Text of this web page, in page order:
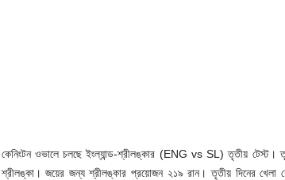
কেনিংটন ওভালে চলছে ইংল্যান্ড-শ্রীলঙ্কার (ENG vs SL) তৃতীয় টেস্ট।
শ্রীলঙ্কা। জয়ের জন্য শ্রীলঙ্কার প্রয়োজন ২১৯ রান। তৃতীয় দিনের খেলা